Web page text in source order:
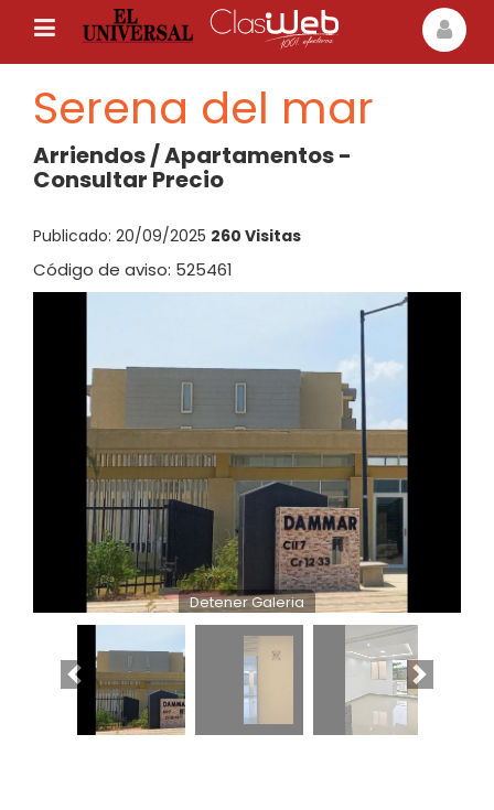
Serena del mar
Arriendos / Apartamentos -
Consultar Precio
Publicado: 20/09/2025 260 Visitas
Código de aviso: 525461
Detener Galeria